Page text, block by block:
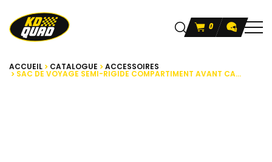
0
ACCUEIL CATALOGUE ACCESSOIRES
SAC DE VOYAGE SEMI-RIGIDE COMPARTIMENT AVANT CA...